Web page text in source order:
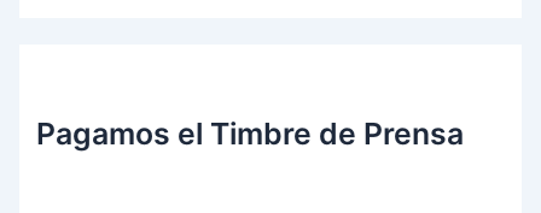
Pagamos el Timbre de Prensa